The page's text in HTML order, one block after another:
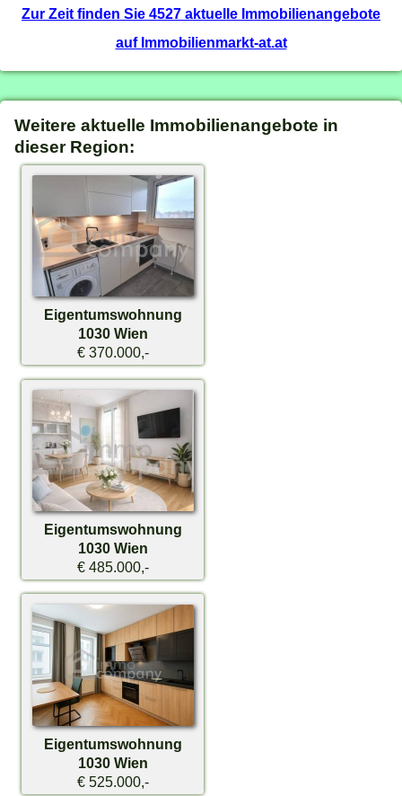
Zur Zeit finden Sie 4527 aktuelle Immobilienangebote
auf Immobilienmarkt-at.at
Weitere aktuelle Immobilienangebote in
dieser Region:
Eigentumswohnung
1030 Wien
€ 370.000,-
Eigentumswohnung
1030 Wien
€ 485.000,-
Eigentumswohnung
1030 Wien
€ 525.000,-